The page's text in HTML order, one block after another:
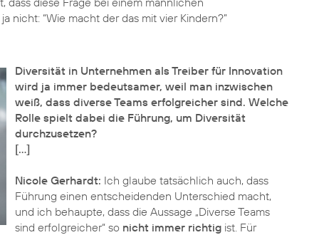
nicht: “Wie macht der das mit vier Kindern?”
Diversität in Unternehmen als Treiber für Innovation
wird ja immer bedeutsamer, weil man inzwischen
weiß, dass diverse Teams erfolgreicher sind. Welche
Rolle spielt dabei die Führung, um Diversität
durchzusetzen?
[…]
Nicole Gerhardt: Ich glaube tatsächlich auch, dass
Führung einen entscheidenden Unterschied macht,
und ich behaupte, dass die Aussage „Diverse Teams
sind erfolgreicher“ so nicht immer richtigist. Für